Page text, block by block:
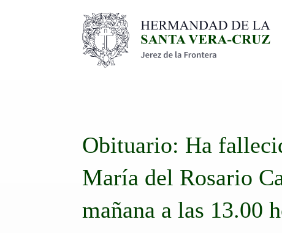
Obituario: Ha
María del Rosario
mañana a las 13.00